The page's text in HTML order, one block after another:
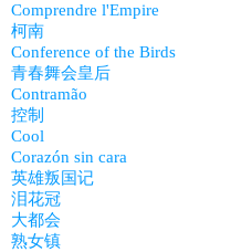
Comprendre l'Empire
柯南
Conference of the Birds
青春舞会皇后
Contramão
控制
Cool
Corazón sin cara
英雄叛国记
泪花冠
大都会
熟女镇